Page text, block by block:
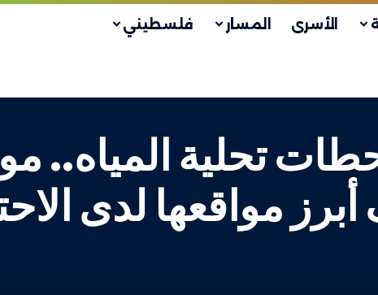
الأسرى المسار فلسطيني
تحلية المياه..
مواقعها لدى